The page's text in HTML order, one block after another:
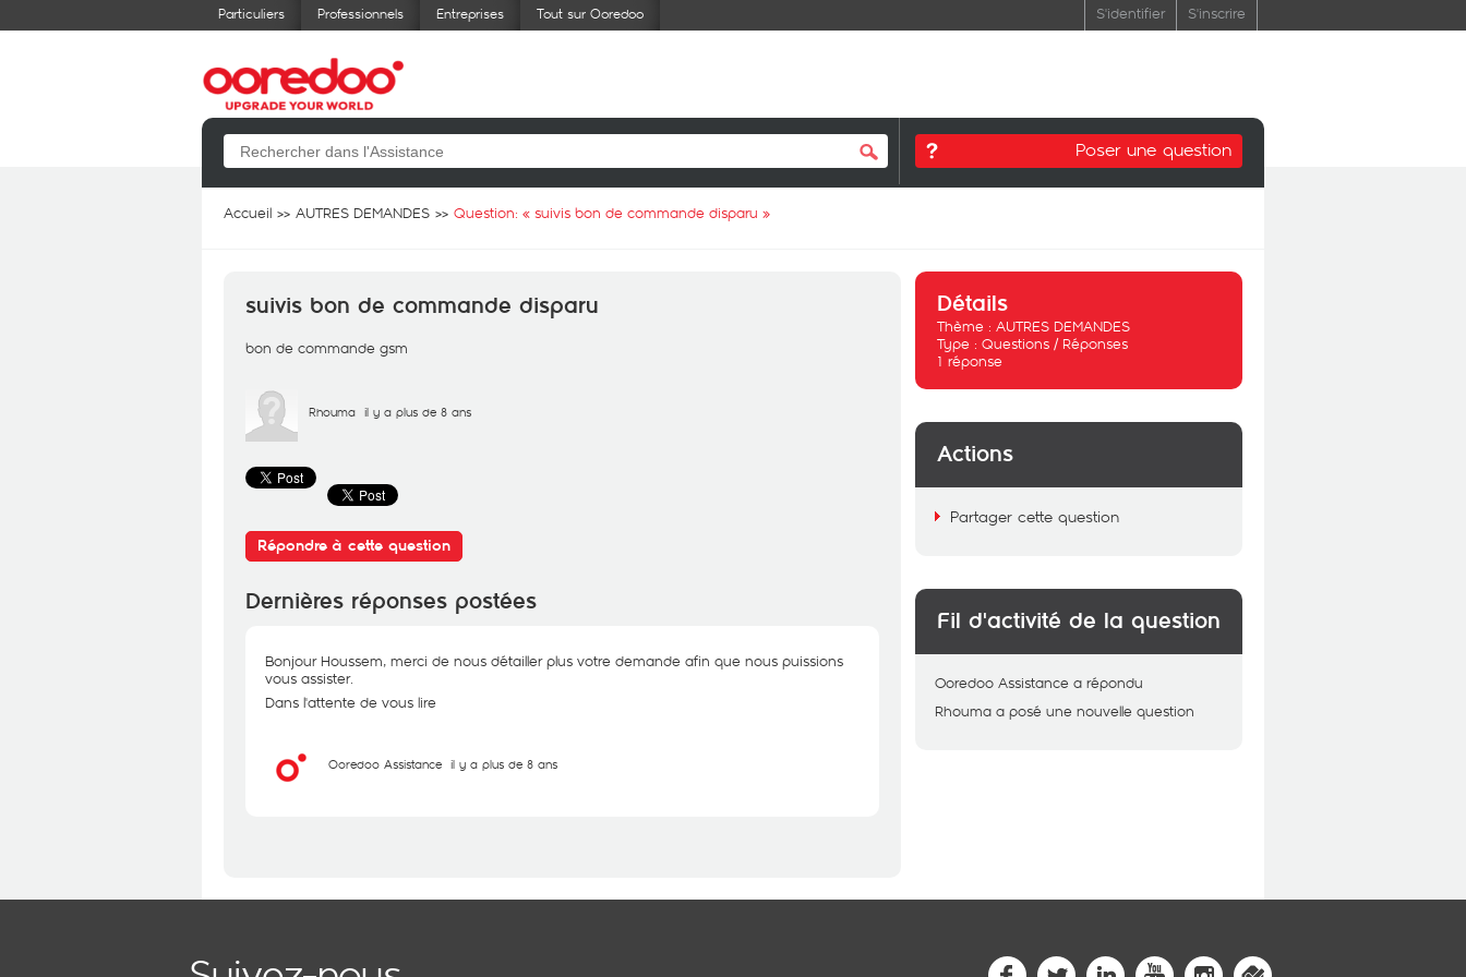
Particuliers Professionnels Entreprises Tout sur Ooredoo S'identifier S'inscrire
Poser une question
Accueil AUTRES DEMANDES Question: « suivis bon de commande disparu »
suivis bon de commande disparu
bon de commande gsm
Rhouma il y a plus de 8 ans
Répondre à cette question
Dernières réponses postées
Bonjour Houssem, merci de nous détailler plus votre demande afin que nous puissions
vous assister.
Dans l'attente de vous lire
Ooredoo Assistance il y a plus de 8 ans
Détails
Thème : AUTRES DEMANDES
Type : Questions / Réponses
1 réponse
Actions
Partager cette question
Fil d'activité de la question
Ooredoo Assistance a répondu
Rhouma a posé une nouvelle question